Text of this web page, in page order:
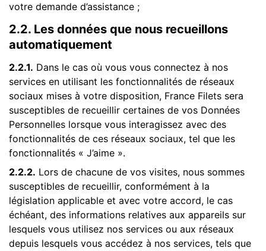
votre demande d’assistance ;
2.2. Les données que nous recueillons
automatiquement
2.2.1. Dans le cas où vous vous connectez à nos
services en utilisant les fonctionnalités de réseaux
sociaux mises à votre disposition, France Filets sera
susceptibles de recueillir certaines de vos Données
Personnelles lorsque vous interagissez avec des
fonctionnalités de ces réseaux sociaux, tel que les
fonctionnalités « J’aime ».
2.2.2. Lors de chacune de vos visites, nous sommes
susceptibles de recueillir, conformément à la
législation applicable et avec votre accord, le cas
échéant, des informations relatives aux appareils sur
lesquels vous utilisez nos services ou aux réseaux
depuis lesquels vous accédez à nos services, tels que